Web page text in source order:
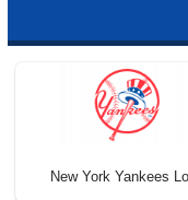
New York Yankees